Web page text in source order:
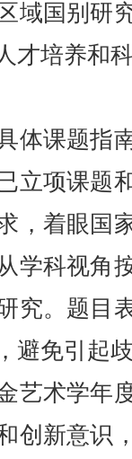
域国别研
才培养和
课题指
立项课题
，着眼国
学科视角
究。题目
避免引起
术学年
创新意识